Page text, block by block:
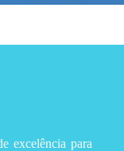
excelência para